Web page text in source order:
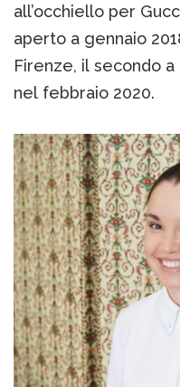
all’occhiello per
aperto a gennaio
Firenze, il secondo
nel febbraio 2020.